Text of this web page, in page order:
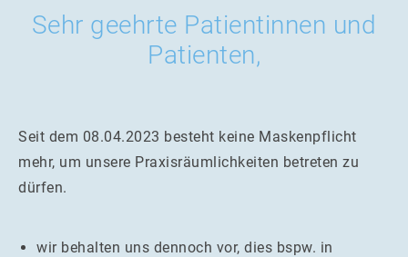
Sehr geehrte Patientinnen und
Patienten,
Seit dem 08.04.2023 besteht keine Maskenpflicht
mehr, um unsere Praxisräumlichkeiten betreten zu
dürfen.
wir behalten uns dennoch vor, dies bspw. in